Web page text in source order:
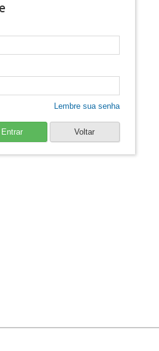
Lembre sua senha
Entrar Voltar